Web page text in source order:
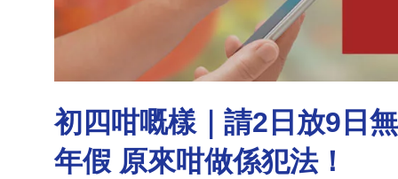
初四咁嘅樣｜請2日放9日
年假 原來咁做係犯法！